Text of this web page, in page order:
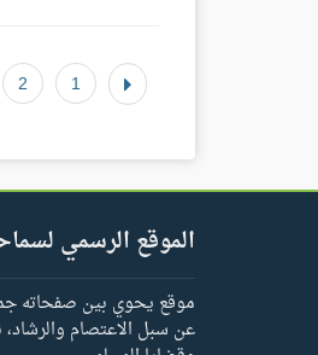
1
2
الموقع الرسمي
موقع يحوي بين صفحاته
عن سبل الاعتصام والرشاد،